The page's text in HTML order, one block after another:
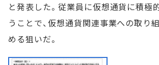
と発表した。従業員に仮想通貨に積極
うことで、仮想通貨関連事業への取り
める狙いだ。